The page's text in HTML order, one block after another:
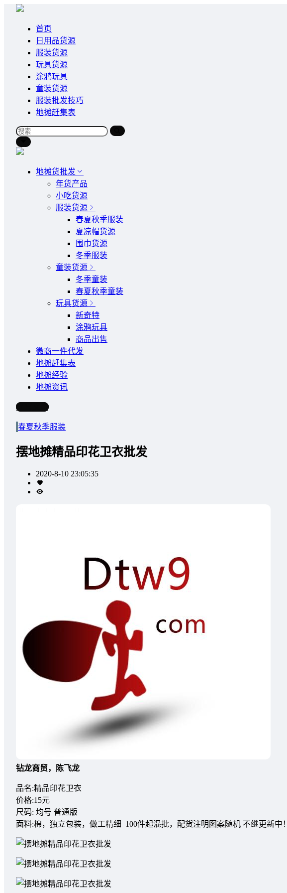
首页
日用品货源
服装货源
玩具货源
涂鸦玩具
童装货源
服装批发技巧
地摊赶集表
地摊货批发
年货产品
小吃货源
服装货源
春夏秋季服装
夏凉帽货源
围巾货源
冬季服装
童装货源
冬季童装
春夏秋季童装
玩具货源
新奇特
涂鸦玩具
商品出售
微商一件代发
地摊赶集表
地摊经验
地摊资讯
写文章
春夏秋季服装
摆地摊精品印花卫衣批发
2020-8-10 23:05:35
钻龙商贸，陈飞龙
品名:精品印花卫衣
价格:15元
尺码: 均号 普通版
面料:棉，独立包装，做工精细 100件起混批，配货注明图案随机 不继更新中！